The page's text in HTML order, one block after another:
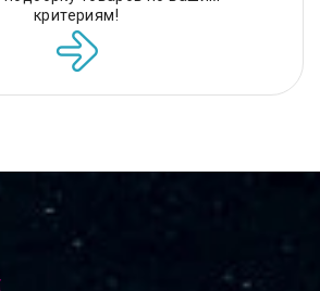
критериям!